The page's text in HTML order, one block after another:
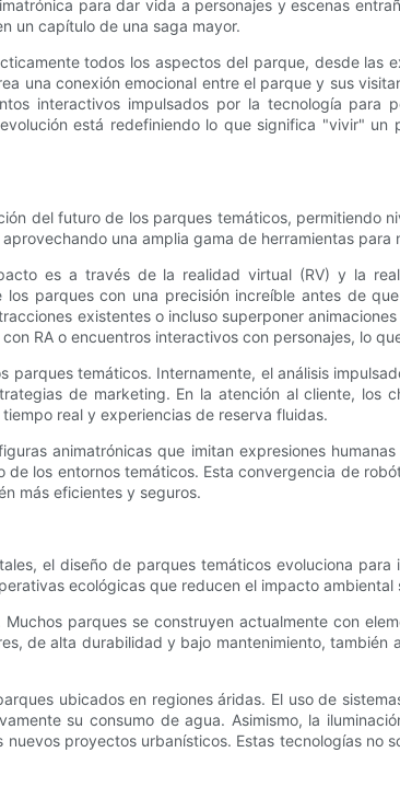
para dar vida a personajes y escenas
un capítulo de una saga mayor.
todos los aspectos del parque, desde las
una conexión emocional entre el parque y sus
interactivos impulsados ​​por la tecnología
está redefiniendo lo que significa "vivir"
del futuro de los parques temáticos, permitiendo
una amplia gama de herramientas
es a través de la realidad virtual (RV) y la
parques con una precisión increíble antes de
existentes o incluso superponer
RA o encuentros interactivos con personajes, lo
temáticos. Internamente, el análisis
de marketing. En la atención al cliente, los
real y experiencias de reserva fluidas.
animatrónicas que imitan expresiones
los entornos temáticos. Esta convergencia de
más eficientes y seguros.
el diseño de parques temáticos evoluciona
ecológicas que reducen el impacto
parques se construyen actualmente con
de alta durabilidad y bajo mantenimiento,
ubicados en regiones áridas. El uso de
su consumo de agua. Asimismo, la
proyectos urbanísticos. Estas tecnologías no